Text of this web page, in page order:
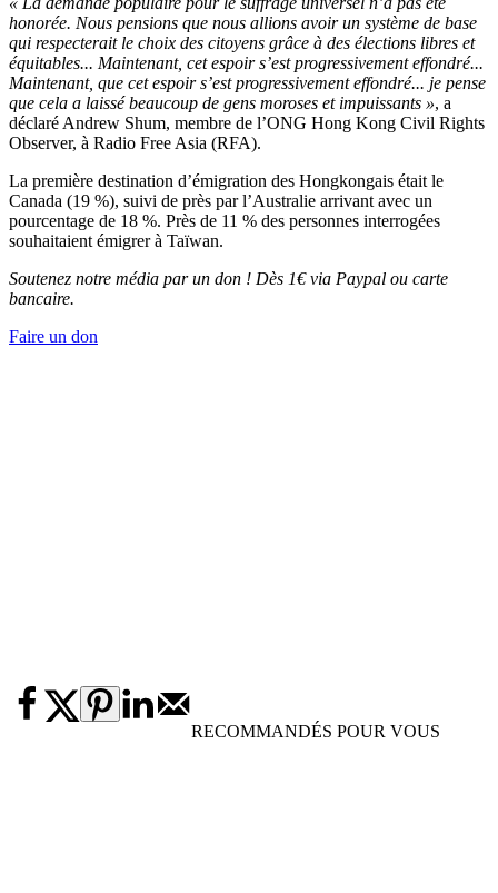
honorée. Nous pensions que nous allions avoir un système de base
qui respecterait le choix des citoyens grâce à des élections libres et
équitables... Maintenant, cet espoir s’est progressivement effondré...
Maintenant, que cet espoir s’est progressivement effondré... je pense
que cela a laissé beaucoup de gens moroses et impuissants », a
déclaré Andrew Shum, membre de l’ONG Hong Kong Civil Rights
Observer, à Radio Free Asia (RFA).
La première destination d’émigration des Hongkongais était le
Canada (19 %), suivi de près par l’Australie arrivant avec un
pourcentage de 18 %. Près de 11 % des personnes interrogées
souhaitaient émigrer à Taïwan.
Soutenez notre média par un don ! Dès 1€ via Paypal ou carte
bancaire.
Faire un don
RECOMMANDÉS POUR VOUS